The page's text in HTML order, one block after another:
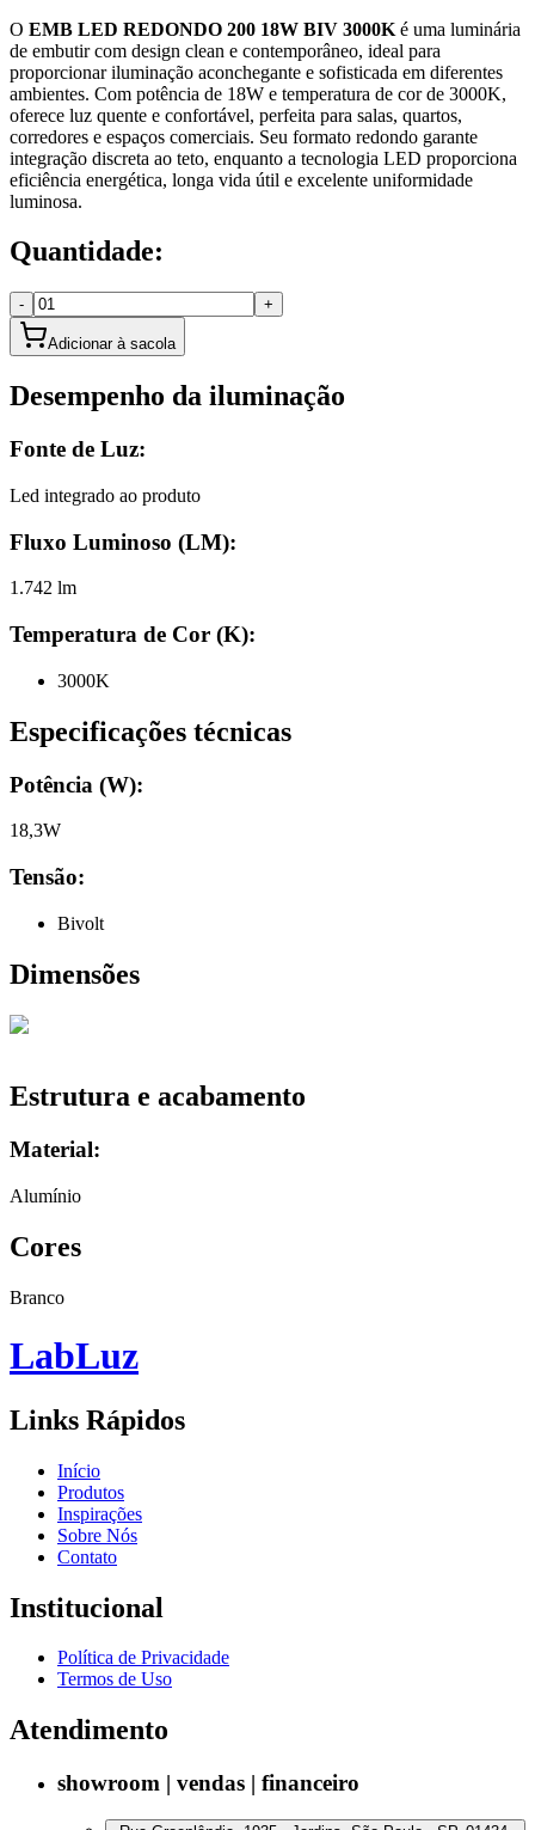
O EMB LED REDONDO 200 18W BIV 3000K é uma luminária
de embutir com design clean e contemporâneo, ideal para
proporcionar iluminação aconchegante e sofisticada em diferentes
ambientes. Com potência de 18W e temperatura de cor de 3000K,
oferece luz quente e confortável, perfeita para salas, quartos,
corredores e espaços comerciais. Seu formato redondo garante
integração discreta ao teto, enquanto a tecnologia LED proporciona
eficiência energética, longa vida útil e excelente uniformidade
luminosa.
Quantidade:
- +
Adicionar à sacola
Desempenho da iluminação
Fonte de Luz:
Led integrado ao produto
Fluxo Luminoso (LM):
1.742 lm
Temperatura de Cor (K):
3000K
Especificações técnicas
Potência (W):
18,3W
Tensão:
Bivolt
Dimensões
Estrutura e acabamento
Material:
Alumínio
Cores
Branco
LabLuz
Links Rápidos
Início
Produtos
Inspirações
Sobre Nós
Contato
Institucional
Política de Privacidade
Termos de Uso
Atendimento
showroom | vendas | financeiro